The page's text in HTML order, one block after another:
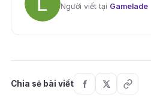
Người viết tại Gamelade
Chia sẻ bài viết